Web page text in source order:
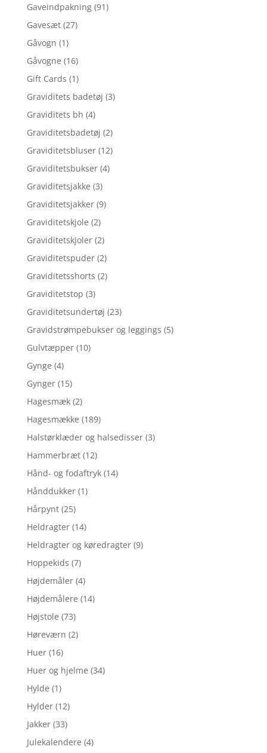
Gaveindpakning (91)
Gavesæt (27)
Gåvogn (1)
Gåvogne (16)
Gift Cards (1)
Graviditets badetøj (3)
Graviditets bh (4)
Graviditetsbadetøj (2)
Graviditetsbluser (12)
Graviditetsbukser (4)
Graviditetsjakke (3)
Graviditetsjakker (9)
Graviditetskjole (2)
Graviditetskjoler (2)
Graviditetspuder (2)
Graviditetsshorts (2)
Graviditetstop (3)
Graviditetsundertøj (23)
Gravidstrømpebukser og leggings (5)
Gulvtæpper (10)
Gynge (4)
Gynger (15)
Hagesmæk (2)
Hagesmække (189)
Halstørklæder og halsedisser (3)
Hammerbræt (12)
Hånd- og fodaftryk (14)
Hånddukker (1)
Hårpynt (25)
Heldragter (14)
Heldragter og køredragter (9)
Hoppekids (7)
Højdemåler (4)
Højdemålere (14)
Højstole (73)
Høreværn (2)
Huer (16)
Huer og hjelme (34)
Hylde (1)
Hylder (12)
Jakker (33)
Julekalendere (4)